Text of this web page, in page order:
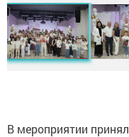
В мероприятии